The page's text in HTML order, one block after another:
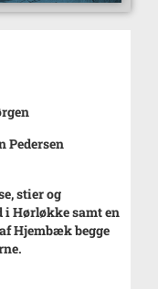
Pedersen
stier og
i Hørløkke samt en
Hjembæk begge